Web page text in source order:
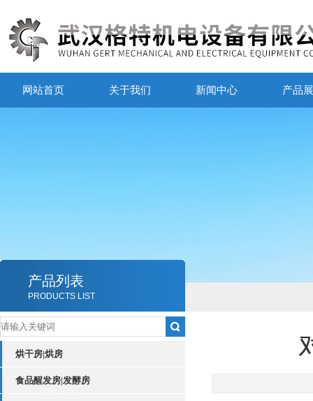
网站首页 关于我们 新闻中心 产品
产品列表
PRODUCTS LIST
烘干房|烘房
食品醒发房|发酵房